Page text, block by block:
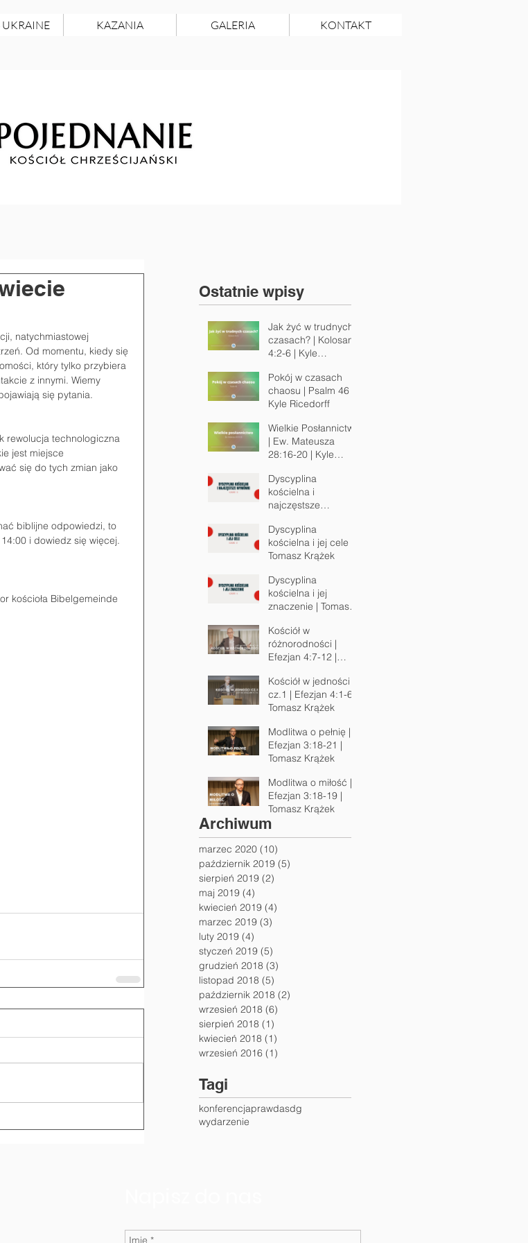
UKRAINE KAZANIA GALERIA KONTAKT
natychmiastowej
Od momentu, kiedy się
który tylko przybiera
z innymi. Wiemy
się pytania.
rewolucja technologiczna
jest miejsce
się do tych zmian jako
biblijne odpowiedzi, to
i dowiedz się więcej.
kościoła Bibelgemeinde
Ostatnie wpisy
Jak żyć w trudnych
czasach? | Kolosan
4:2-6 | Kyle
Pokój w czasach
chaosu | Psalm 46 |
Kyle Ricedorff
Wielkie Posłannictwo
| Ew. Mateusza
28:16-20 | Kyle
Dyscyplina
kościelna i
najczęstsze
Krążek
Dyscyplina
kościelna i jej cele |
Tomasz Krążek
Dyscyplina
kościelna i jej
znaczenie | Tomasz
Kościół w
różnorodności |
Efezjan 4:7-12 |
Kościół w jedności
cz.1 | Efezjan 4:1-6 |
Tomasz Krążek
Modlitwa o pełnię |
Efezjan 3:18-21 |
Tomasz Krążek
Modlitwa o miłość |
Efezjan 3:18-19 |
Tomasz Krążek
Archiwum
marzec 2020 (10)
październik 2019 (5)
sierpień 2019 (2)
maj 2019 (4)
kwiecień 2019 (4)
marzec 2019 (3)
luty 2019 (4)
styczeń 2019 (5)
grudzień 2018 (3)
listopad 2018 (5)
październik 2018 (2)
wrzesień 2018 (6)
sierpień 2018 (1)
kwiecień 2018 (1)
wrzesień 2016 (1)
Tagi
konferencjaprawdasdg
wydarzenie